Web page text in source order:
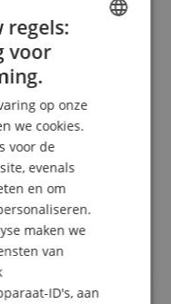
1
0
0
als volgt
in onze online
product
kunnen in
voor het
SPANISH
regels:
voor
op onze
we cookies.
voor de
evenals
en om
maken we
van
ID's, aan